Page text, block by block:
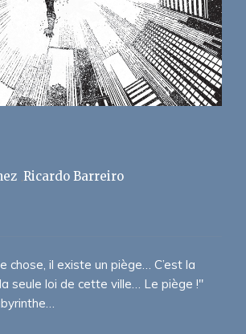
Ricardo Barreiro
chose, il existe un piège… C’est la
seule loi de cette ville… Le piège !"